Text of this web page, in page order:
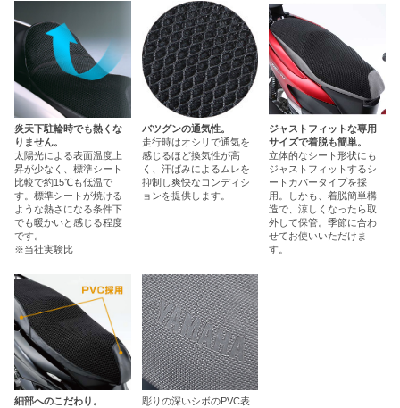
炎天下駐輪時でも熱くな
りません。
太陽光による表面温度上
昇が少なく、標準シート
比較で約15℃も低温で
す。標準シートが焼ける
ような熱さになる条件下
でも暖かいと感じる程度
です。
※当社実験比
バツグンの通気性。
走行時はオシリで通気を
感じるほど換気性が高
く、汗ばみによるムレを
抑制し爽快なコンディシ
ョンを提供します。
ジャストフィットな専用
サイズで着脱も簡単。
立体的なシート形状にも
ジャストフィットするシ
ートカバータイプを採
用。しかも、着脱簡単構
造で、涼しくなったら取
外して保管。季節に合わ
せてお使いいただけま
す。
細部へのこだわり。
彫りの深いシボのPVC表